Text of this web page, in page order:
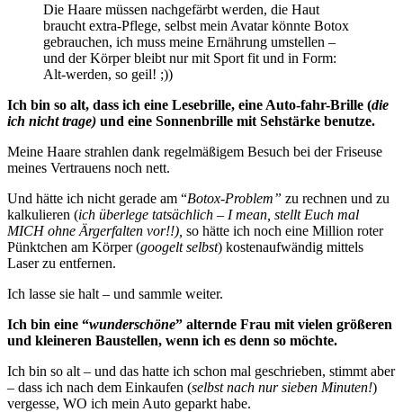
Die Haare müssen nachgefärbt werden, die Haut
braucht extra-Pflege, selbst mein Avatar könnte Botox
gebrauchen, ich muss meine Ernährung umstellen –
und der Körper bleibt nur mit Sport fit und in Form:
Alt-werden, so geil! ;))
Ich bin so alt, dass ich eine Lesebrille, eine Auto-fahr-Brille (die
ich nicht trage) und eine Sonnenbrille mit Sehstärke benutze.
Meine Haare strahlen dank regelmäßigem Besuch bei der Friseuse
meines Vertrauens noch nett.
Und hätte ich nicht gerade am “Botox-Problem” zu rechnen und zu
kalkulieren (ich überlege tatsächlich – I mean, stellt Euch mal
MICH ohne Ärgerfalten vor!!), so hätte ich noch eine Million roter
Pünktchen am Körper (googelt selbst) kostenaufwändig mittels
Laser zu entfernen.
Ich lasse sie halt – und sammle weiter.
Ich bin eine “wunderschöne” alternde Frau mit vielen größeren
und kleineren Baustellen, wenn ich es denn so möchte.
Ich bin so alt – und das hatte ich schon mal geschrieben, stimmt aber
– dass ich nach dem Einkaufen (selbst nach nur sieben Minuten!)
vergesse, WO ich mein Auto geparkt habe.